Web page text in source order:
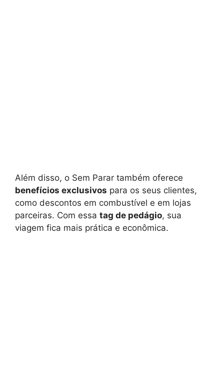
Além disso, o Sem Parar também oferece
benefícios exclusivos para os seus clientes,
como descontos em combustível e em lojas
parceiras. Com essa tag de pedágio, sua
viagem fica mais prática e econômica.